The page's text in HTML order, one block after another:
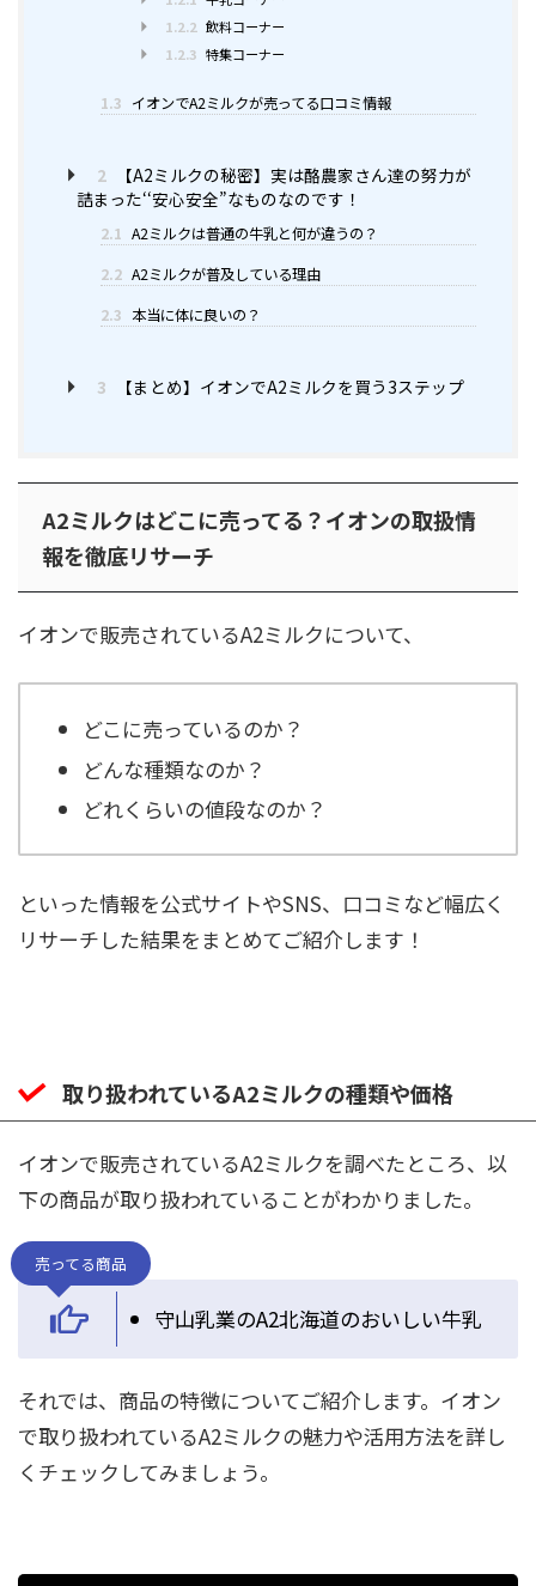
1.2.2 飲料コーナー
1.2.3 特集コーナー
1.3 イオンでA2ミルクが売ってる口コミ情報
2
【A2ミルクの秘密】実は酪農家さん達の努力が
詰まった‘‘安心安全”なものなのです！
2.1 A2ミルクは普通の牛乳と何が違うの？
2.2 A2ミルクが普及している理由
2.3 本当に体に良いの？
3 【まとめ】イオンでA2ミルクを買う3ステップ
A2ミルクはどこに売ってる？イオンの取扱情
報を徹底リサーチ
イオンで販売されているA2ミルクについて、
どこに売っているのか？
どんな種類なのか？
どれくらいの値段なのか？
といった情報を公式サイトやSNS、口コミなど幅広く
リサーチした結果をまとめてご紹介します！
取り扱われているA2ミルクの種類や価格
イオンで販売されているA2ミルクを調べたところ、以
下の商品が取り扱われていることがわかりました。
売ってる商品
守山乳業のA2北海道のおいしい牛乳
それでは、商品の特徴についてご紹介します。イオン
で取り扱われているA2ミルクの魅力や活用方法を詳し
くチェックしてみましょう。